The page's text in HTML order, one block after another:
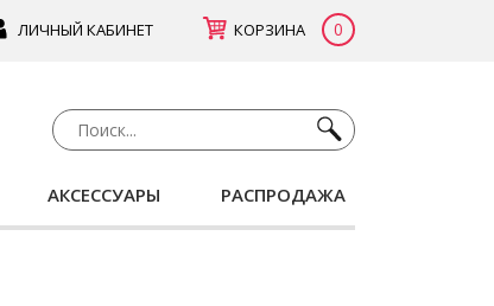
ЛИЧНЫЙ КАБИНЕТ КОРЗИНА 0
АКСЕССУАРЫ РАСПРОДАЖА